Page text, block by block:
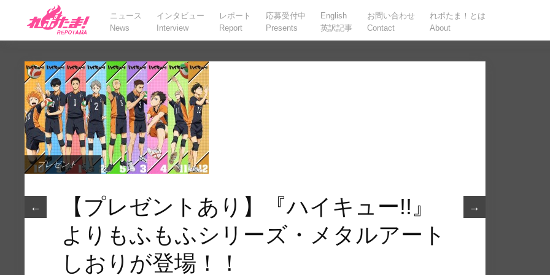
ニュース
News
インタビュー
Interview
レポート
Report
応募受付中
Presents
English
英訳記事
お問い合わせ
Contact
れポたま！とは
About
プレゼント
← →
【プレゼントあり】『ハイキュー!!』
よりもふもふシリーズ・メタルアート
しおりが登場！！